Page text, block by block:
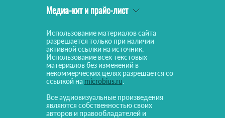
Медиа-кит и прайс-лист
Использование материалов сайта
разрешается только при наличии
активной ссылки на источник.
Использование всех текстовых
материалов без изменений в
некоммерческих целях разрешается со
ссылкой на microbius.ru.
Все аудиовизуальные произведения
являются собственностью своих
авторов и правообладателей и